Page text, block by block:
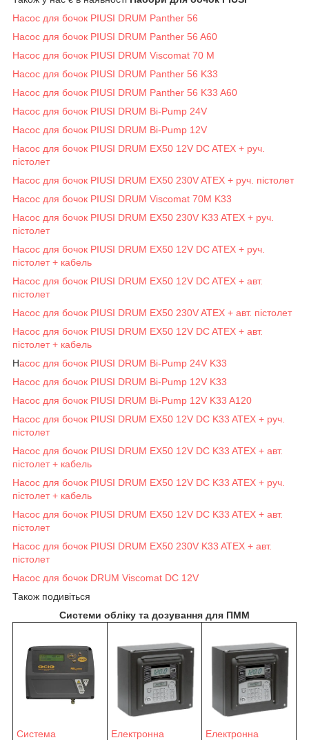
Насос для бочок PIUSI DRUM Panther 56
Насос для бочок PIUSI DRUM Panther 56 A60
Насос для бочок PIUSI DRUM Viscomat 70 M
Насос для бочок PIUSI DRUM Panther 56 K33
Насос для бочок PIUSI DRUM Panther 56 K33 A60
Насос для бочок PIUSI DRUM Bi-Pump 24V
Насос для бочок PIUSI DRUM Bi-Pump 12V
Насос для бочок PIUSI DRUM EX50 12V DC ATEX + руч.
пістолет
Насос для бочок PIUSI DRUM EX50 230V ATEX + руч. пістолет
Насос для бочок PIUSI DRUM Viscomat 70M K33
Насос для бочок PIUSI DRUM EX50 230V K33 ATEX + руч.
пістолет
Насос для бочок PIUSI DRUM EX50 12V DC ATEX + руч.
пістолет + кабель
Насос для бочок PIUSI DRUM EX50 12V DC ATEX + авт.
пістолет
Насос для бочок PIUSI DRUM EX50 230V ATEX + авт. пістолет
Насос для бочок PIUSI DRUM EX50 12V DC ATEX + авт.
пістолет + кабель
Насос для бочок PIUSI DRUM Bi-Pump 24V K33
Насос для бочок PIUSI DRUM Bi-Pump 12V K33
Насос для бочок PIUSI DRUM Bi-Pump 12V K33 A120
Насос для бочок PIUSI DRUM EX50 12V DC K33 ATEX + руч.
пістолет
Насос для бочок PIUSI DRUM EX50 12V DC K33 ATEX + авт.
пістолет + кабель
Насос для бочок PIUSI DRUM EX50 12V DC K33 ATEX + руч.
пістолет + кабель
Насос для бочок PIUSI DRUM EX50 12V DC K33 ATEX + авт.
пістолет
Насос для бочок PIUSI DRUM EX50 230V K33 ATEX + авт.
пістолет
Насос для бочок DRUM Viscomat DC 12V
Також подивіться
Системи обліку та дозування для ПММ
Система
Електронна
Електронна